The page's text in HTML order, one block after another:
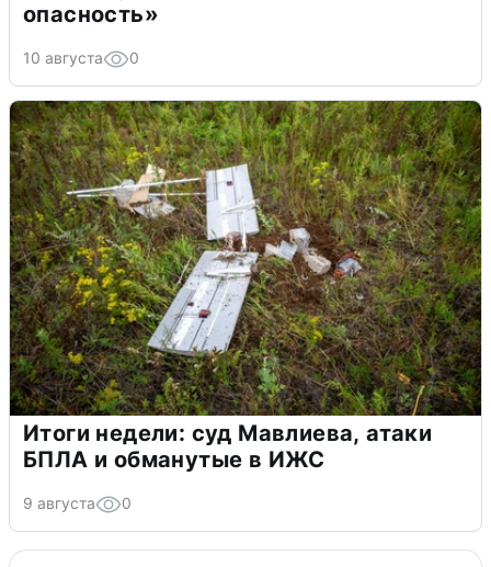
опасность»
10 августа 0
Итоги недели: суд Мавлиева, атаки
БПЛА и обманутые в ИЖС
9 августа 0